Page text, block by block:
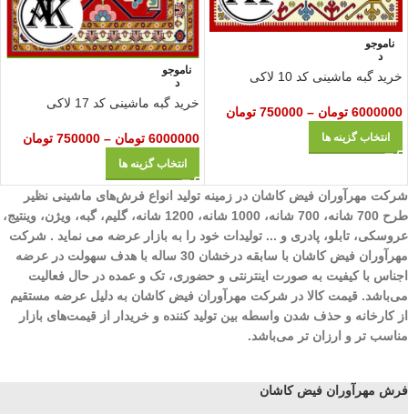
ناموجو
د
خرید گبه ماشینی کد 10 لاکی
6000000 تومان –
750000 تومان
انتخاب گزینه ها
ناموجو
د
خرید گبه ماشینی کد 17 لاکی
6000000 تومان –
750000 تومان
انتخاب گزینه ها
شرکت مهرآوران فیض کاشان در زمینه تولید انواع فرش‌های ماشینی نظیر
طرح 700 شانه، 700 شانه، 1000 شانه، 1200 شانه، گلیم، گبه، ویژن، وینتیج،
عروسکی، تابلو، پادری و ... تولیدات خود را به بازار عرضه می نماید . شرکت
مهرآوران فیض کاشان با سابقه درخشان 30 ساله با هدف سهولت در عرضه
اجناس با کیفیت به صورت اینترنتی و حضوری، تک و عمده در حال فعالیت
می‌باشد. قیمت کالا در شرکت مهرآوران فیض کاشان به دلیل عرضه مستقیم
از کارخانه و حذف شدن واسطه بین تولید کننده و خریدار از قیمت‌های بازار
مناسب تر و ارزان تر می‌باشد.
فرش مهرآوران فیض کاشان